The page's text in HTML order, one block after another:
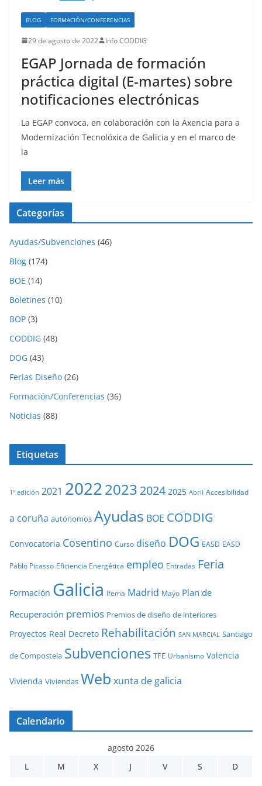
BLOG FORMACIÓN/CONFERENCIAS
29 de agosto de 2022 Info CODDIG
EGAP Jornada de formación
práctica digital (E-martes) sobre
notificaciones electrónicas
La EGAP convoca, en colaboración con la Axencia para a
Modernización Tecnolóxica de Galicia y en el marco de
la
Leer más
Categorías
Ayudas/Subvenciones (46)
Blog (174)
BOE (14)
Boletines (10)
BOP (3)
CODDIG (48)
DOG (43)
Ferias Diseño (26)
Formación/Conferencias (36)
Noticias (88)
Etiquetas
1º edición 2021 20222023 2024 2025 Abril Accesibilidad
a coruña autónomos Ayudas BOE CODDIG
Convocatoria Cosentino Curso diseño DOG EASD EASD
Pablo Picasso Eficiencia Energética empleo Entradas Feria
Formación Galicia Ifema Madrid Mayo Plan de
Recuperación premios Premios de diseño de interiores
Proyectos Real Decreto Rehabilitación SAN MARCIAL Santiago
de Compostela Subvenciones TFE Urbanismo Valencia
Vivienda Viviendas Web xunta de galicia
Calendario
agosto 2026
L
M X J V S D